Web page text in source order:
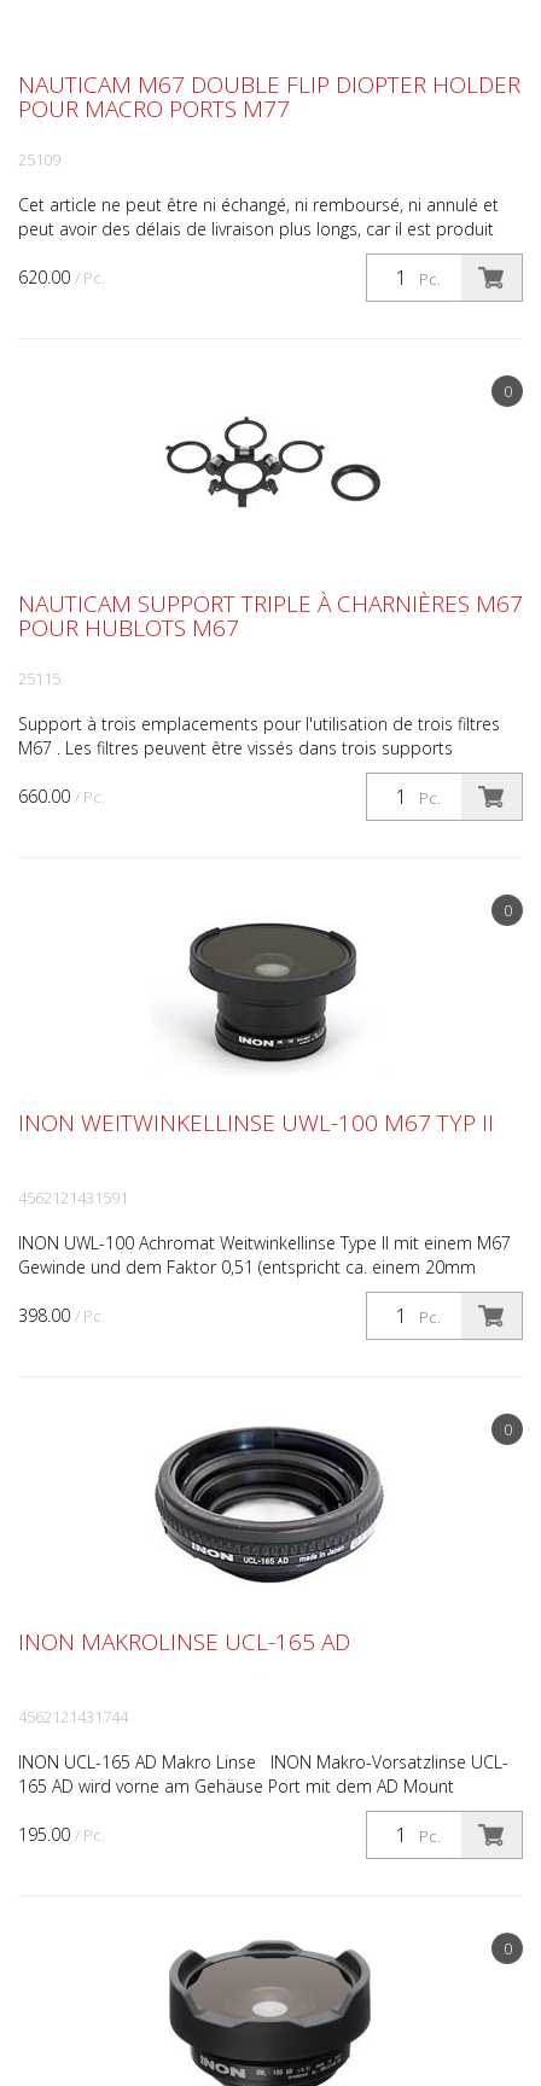
620.00 / Pc. Pc.
NAUTICAM M67 DOUBLE FLIP DIOPTER HOLDER
POUR MACRO PORTS M77
25109
Cet article ne peut être ni échangé, ni remboursé, ni annulé et
peut avoir des délais de livraison plus longs, car il est produit
0
660.00 / Pc. Pc.
NAUTICAM SUPPORT TRIPLE À CHARNIÈRES M67
POUR HUBLOTS M67
25115
Support à trois emplacements pour l'utilisation de trois filtres
M67 . Les filtres peuvent être vissés dans trois supports
pivotants dotés d'un filetage M67. Cela élargit...
0
398.00 / Pc. Pc.
INON WEITWINKELLINSE UWL-100 M67 TYP II
4562121431591
INON UWL-100 Achromat Weitwinkellinse Type II mit einem M67
Gewinde und dem Faktor 0,51 (entspricht ca. einem 20mm
Weitwinkel). Wird direkt auf das Gehäuse geschraubt. Ti...
0
195.00 / Pc. Pc.
INON MAKROLINSE UCL-165 AD
4562121431744
INON UCL-165 AD Makro Linse INON Makro-Vorsatzlinse UCL-
165 AD wird vorne am Gehäuse Port mit dem AD Mount
befestigt. Diese Makrolinse ist für viele Olympus und Ikeli...
0